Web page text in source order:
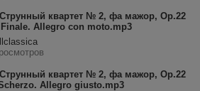
квартет № 2, фа мажор, Op.22
Finale. Allegro con moto.mp3
квартет № 2, фа мажор, Op.22
Allegro giusto.mp3